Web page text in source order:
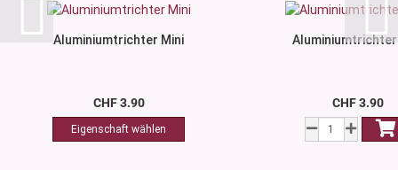
Aluminiumtrichter Mini
CHF 3.90
Aluminiumtrichter
CHF 3.90